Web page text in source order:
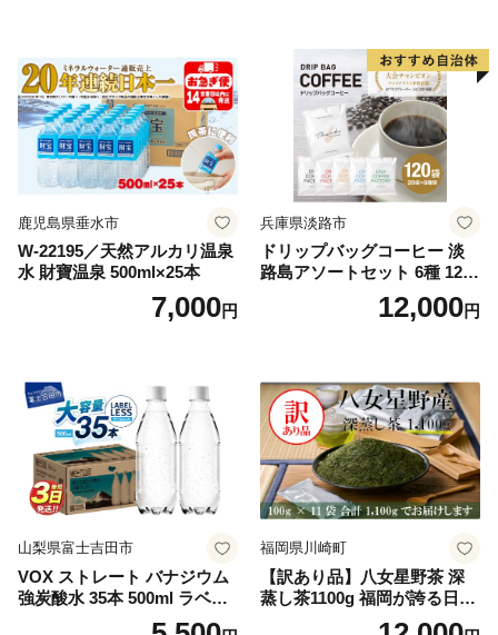
鹿児島県垂水市
W-22195／天然アルカリ温泉
水 財寶温泉 500ml×25本
7,000円
兵庫県淡路市
ドリップバッグコーヒー 淡
路島アソートセット 6種 120
袋 飲み比べ コーヒー
12,000円
山梨県富士吉田市
VOX ストレート バナジウム
強炭酸水 35本 500ml ラベル
レス【富士吉田市限定カート
福岡県川崎町
【訳あり品】八女星野茶 深
蒸し茶1100g 福岡が誇る日本
茶_ 訳アリ 常温 お茶 茶袋 常